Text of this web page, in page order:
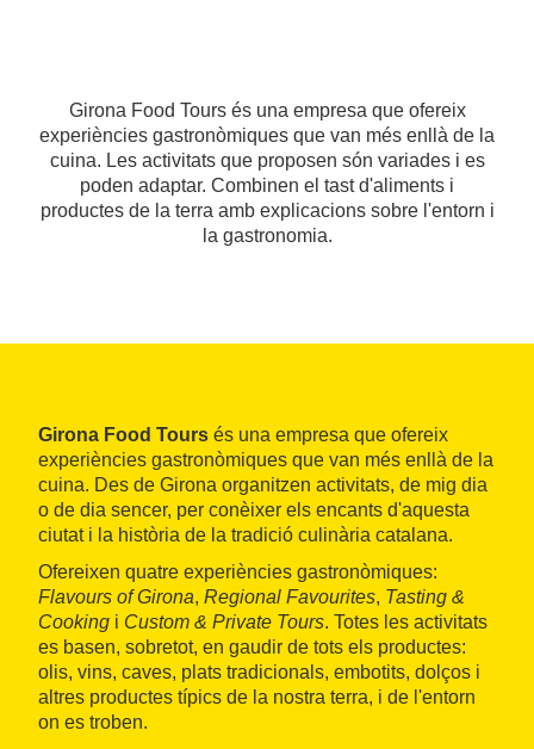
Girona Food Tours és una empresa que ofereix
experiències gastronòmiques que van més enllà de la
cuina. Les activitats que proposen són variades i es
poden adaptar. Combinen el tast d'aliments i
productes de la terra amb explicacions sobre l'entorn i
la gastronomia.
Girona Food Tours és una empresa que ofereix
experiències gastronòmiques que van més enllà de la
cuina. Des de Girona organitzen activitats, de mig dia
o de dia sencer, per conèixer els encants d'aquesta
ciutat i la història de la tradició culinària catalana.
Ofereixen quatre experiències gastronòmiques:
Flavours of Girona, Regional Favourites, Tasting &
Cooking i Custom & Private Tours. Totes les activitats
es basen, sobretot, en gaudir de tots els productes:
olis, vins, caves, plats tradicionals, embotits, dolços i
altres productes típics de la nostra terra, i de l'entorn
on es troben.